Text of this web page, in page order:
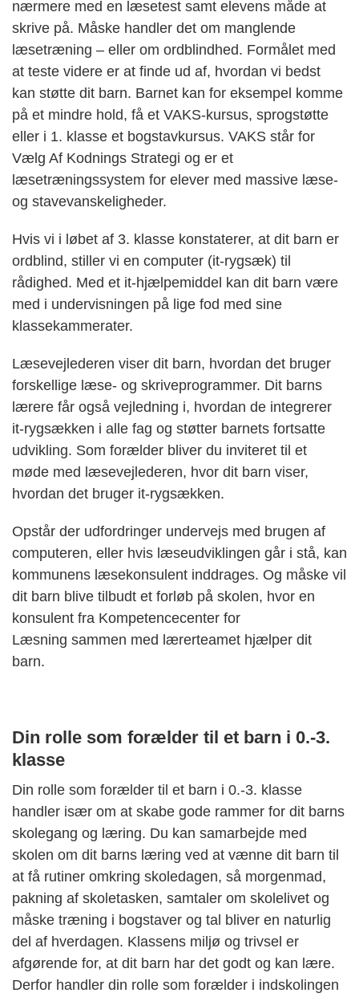
nærmere med en læsetest samt elevens måde at
skrive på. Måske handler det om manglende
læsetræning – eller om ordblindhed. Formålet med
at teste videre er at finde ud af, hvordan vi bedst
kan støtte dit barn. Barnet kan for eksempel komme
på et mindre hold, få et VAKS-kursus, sprogstøtte
eller i 1. klasse et bogstavkursus. VAKS står for
Vælg Af Kodnings Strategi og er et
læsetræningssystem for elever med massive læse-
og stavevanskeligheder.
Hvis vi i løbet af 3. klasse konstaterer, at dit barn er
ordblind, stiller vi en computer (it-rygsæk) til
rådighed. Med et it-hjælpemiddel kan dit barn være
med i undervisningen på lige fod med sine
klassekammerater.
Læsevejlederen viser dit barn, hvordan det bruger
forskellige læse- og skriveprogrammer. Dit barns
lærere får også vejledning i, hvordan de integrerer
it-rygsækken i alle fag og støtter barnets fortsatte
udvikling. Som forælder bliver du inviteret til et
møde med læsevejlederen, hvor dit barn viser,
hvordan det bruger it-rygsækken.
Opstår der udfordringer undervejs med brugen af
computeren, eller hvis læseudviklingen går i stå, kan
kommunens læsekonsulent inddrages. Og måske vil
dit barn blive tilbudt et forløb på skolen, hvor en
konsulent fra Kompetencecenter for
Læsning sammen med lærerteamet hjælper dit
barn.
Din rolle som forælder til et barn i 0.-3.
klasse
Din rolle som forælder til et barn i 0.-3. klasse
handler især om at skabe gode rammer for dit barns
skolegang og læring. Du kan samarbejde med
skolen om dit barns læring ved at vænne dit barn til
at få rutiner omkring skoledagen, så morgenmad,
pakning af skoletasken, samtaler om skolelivet og
måske træning i bogstaver og tal bliver en naturlig
del af hverdagen. Klassens miljø og trivsel er
afgørende for, at dit barn har det godt og kan lære.
Derfor handler din rolle som forælder i indskolingen